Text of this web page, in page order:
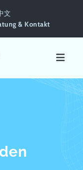
文
& Kontakt